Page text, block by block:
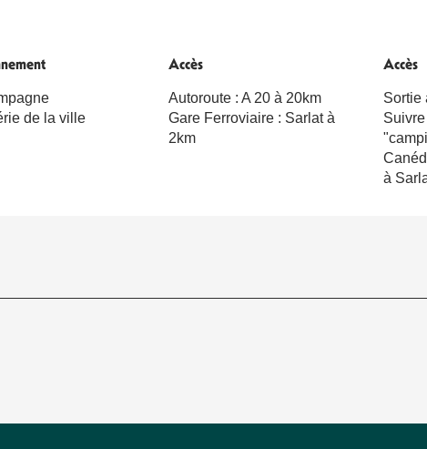
de la ville
Accès
Accès
Autoroute : A 20 à 20km
Gare Ferroviaire : Sarlat à
2km
Accès
Accès
Sortie
à